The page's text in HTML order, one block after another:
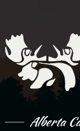
Alberta